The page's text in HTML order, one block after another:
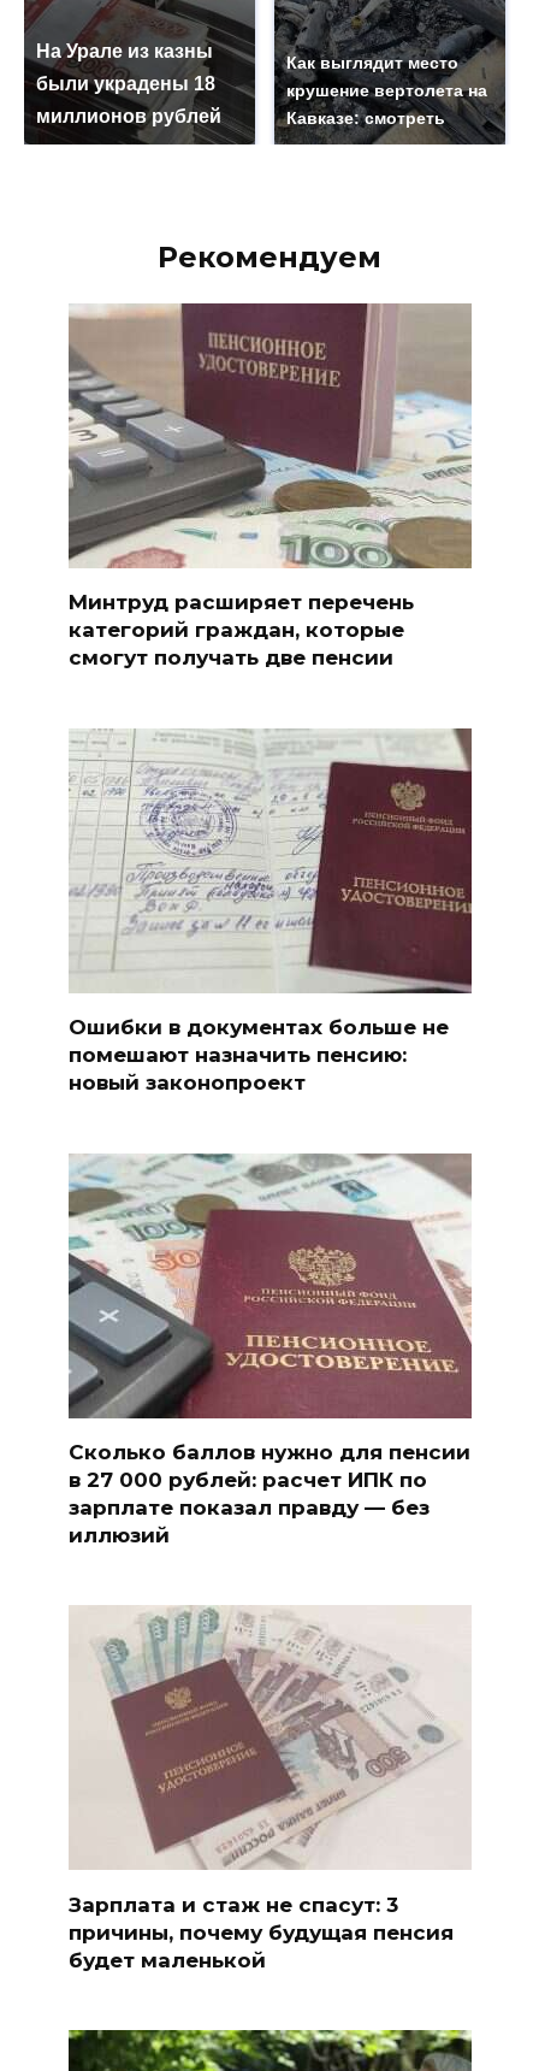
На Урале из казны
были украдены 18
миллионов рублей
Как выглядит место
крушение вертолета на
Кавказе: смотреть
Рекомендуем
Минтруд расширяет перечень
категорий граждан, которые
смогут получать две пенсии
Ошибки в документах больше не
помешают назначить пенсию:
новый законопроект
Сколько баллов нужно для пенсии
в 27 000 рублей: расчет ИПК по
зарплате показал правду — без
иллюзий
Зарплата и стаж не спасут: 3
причины, почему будущая пенсия
будет маленькой